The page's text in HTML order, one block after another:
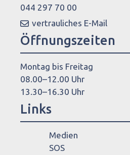
044 297 70 00
vertrauliches E-Mail
Öffnungszeiten
Montag bis Freitag
08.00–12.00 Uhr
13.30–16.30 Uhr
Links
Medien
SOS